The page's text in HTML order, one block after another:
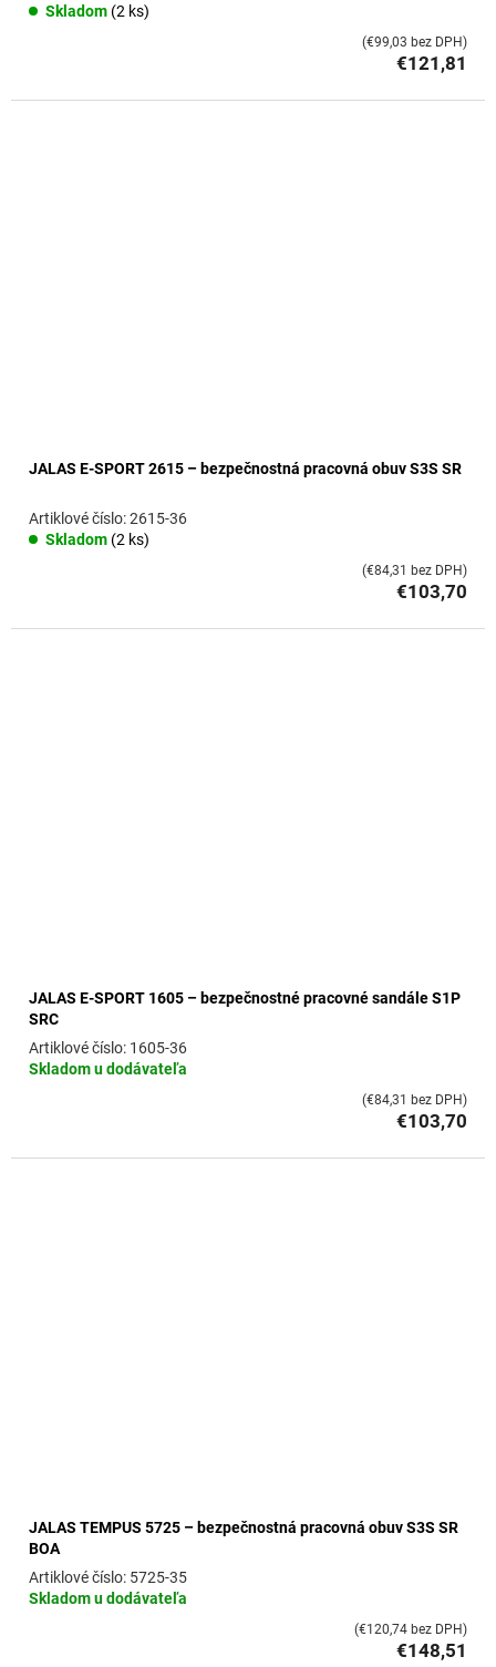
Skladom (2 ks)
€121,81
(€99,03 bez DPH)
JALAS E-SPORT 2615 – bezpečnostná pracovná obuv S3S SR
Skladom (2 ks)
2615-36
€103,70
(€84,31 bez DPH)
JALAS E-SPORT 1605 – bezpečnostné pracovné sandále S1P
SRC
Skladom u dodávateľa
1605-36
€103,70
(€84,31 bez DPH)
JALAS TEMPUS 5725 – bezpečnostná pracovná obuv S3S SR
BOA
Skladom u dodávateľa
5725-35
€148,51
(€120,74 bez DPH)